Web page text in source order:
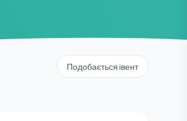
Подобається івент